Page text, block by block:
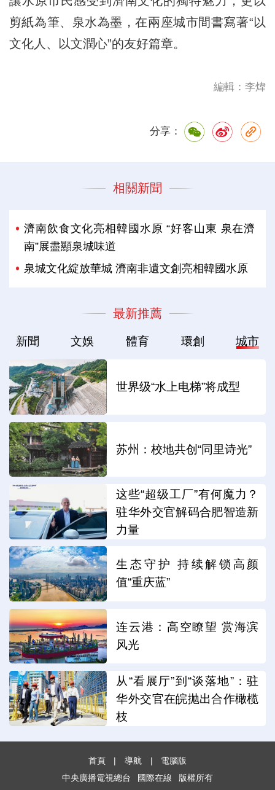
剪紙為筆、泉水為墨，在兩座城市間書寫著“以
文化人、以文潤心”的友好篇章。
編輯：李煒
分享：
相關新聞
濟南飲食文化亮相韓國水原 “好客山東 泉在濟
南”展盡顯泉城味道
泉城文化綻放華城 濟南非遺文創亮相韓國水原
最新推薦
新聞 文娛 體育 環創 城市
世界级“水上电梯”将成型
苏州：校地共创“同里诗光”
这些“超级工厂”有何魔力？
驻华外交官解码合肥智造新
力量
生态守护 持续解锁高颜
值“重庆蓝”
连云港：高空瞭望 赏海滨
风光
从“看展厅”到“谈落地”：驻
华外交官在皖抛出合作橄榄
枝
首頁 | 導航 |
電腦版
中央廣播電視總台
國際在線 版權所有